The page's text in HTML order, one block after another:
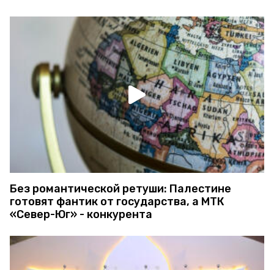
Без романтической ретуши: Палестине
готовят фантик от государства, а МТК
«Север-Юг» - конкурента